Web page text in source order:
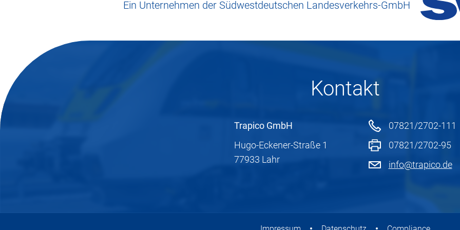
Ein Unternehmen der Südwestdeutschen Landesverkehrs-GmbH
Kontakt
Trapico GmbH
Hugo-Eckener-Straße 1
77933 Lahr
07821/2702-111
07821/2702-95
info@trapico.de